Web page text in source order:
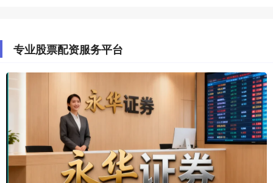
专业股票配资服务平台